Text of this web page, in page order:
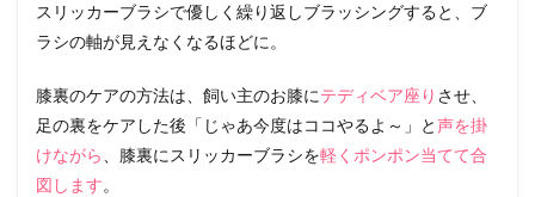
スリッカーブラシで優しく繰り返しブラッシングすると、ブ
ラシの軸が見えなくなるほどに。
膝裏のケアの方法は、飼い主のお膝にテディベア座り させ、
足の裏をケアした後「じゃあ今度はココやるよ～」と声を掛
けながら
、膝裏にスリッカーブラシを軽くポンポン当てて合
図します。